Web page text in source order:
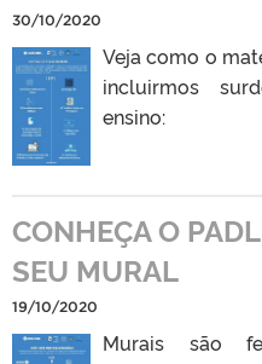
30/10/2020
Veja como o
incluirmos
ensino:
CONHEÇA O
SEU MURAL
19/10/2020
Murais são